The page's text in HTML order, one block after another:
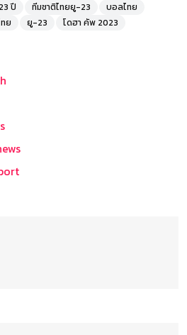
ปี ทีมชาติไทยยู-23
บอลไทย
ย ยู-23 โดฮา คัพ 2023